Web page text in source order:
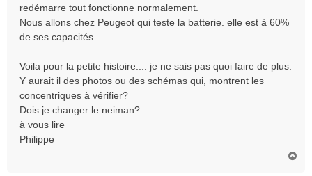
redémarre tout fonctionne normalement.
Nous allons chez Peugeot qui teste la batterie. elle est à 60%
de ses capacités....
Voila pour la petite histoire.... je ne sais pas quoi faire de plus.
Y aurait il des photos ou des schémas qui, montrent les
concentriques à vérifier?
Dois je changer le neiman?
à vous lire
Philippe